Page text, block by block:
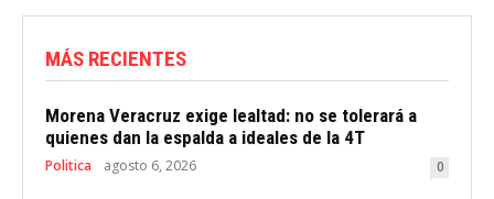
MÁS RECIENTES
Morena Veracruz exige lealtad: no se tolerará a
quienes dan la espalda a ideales de la 4T
Politica agosto 6, 2026 0